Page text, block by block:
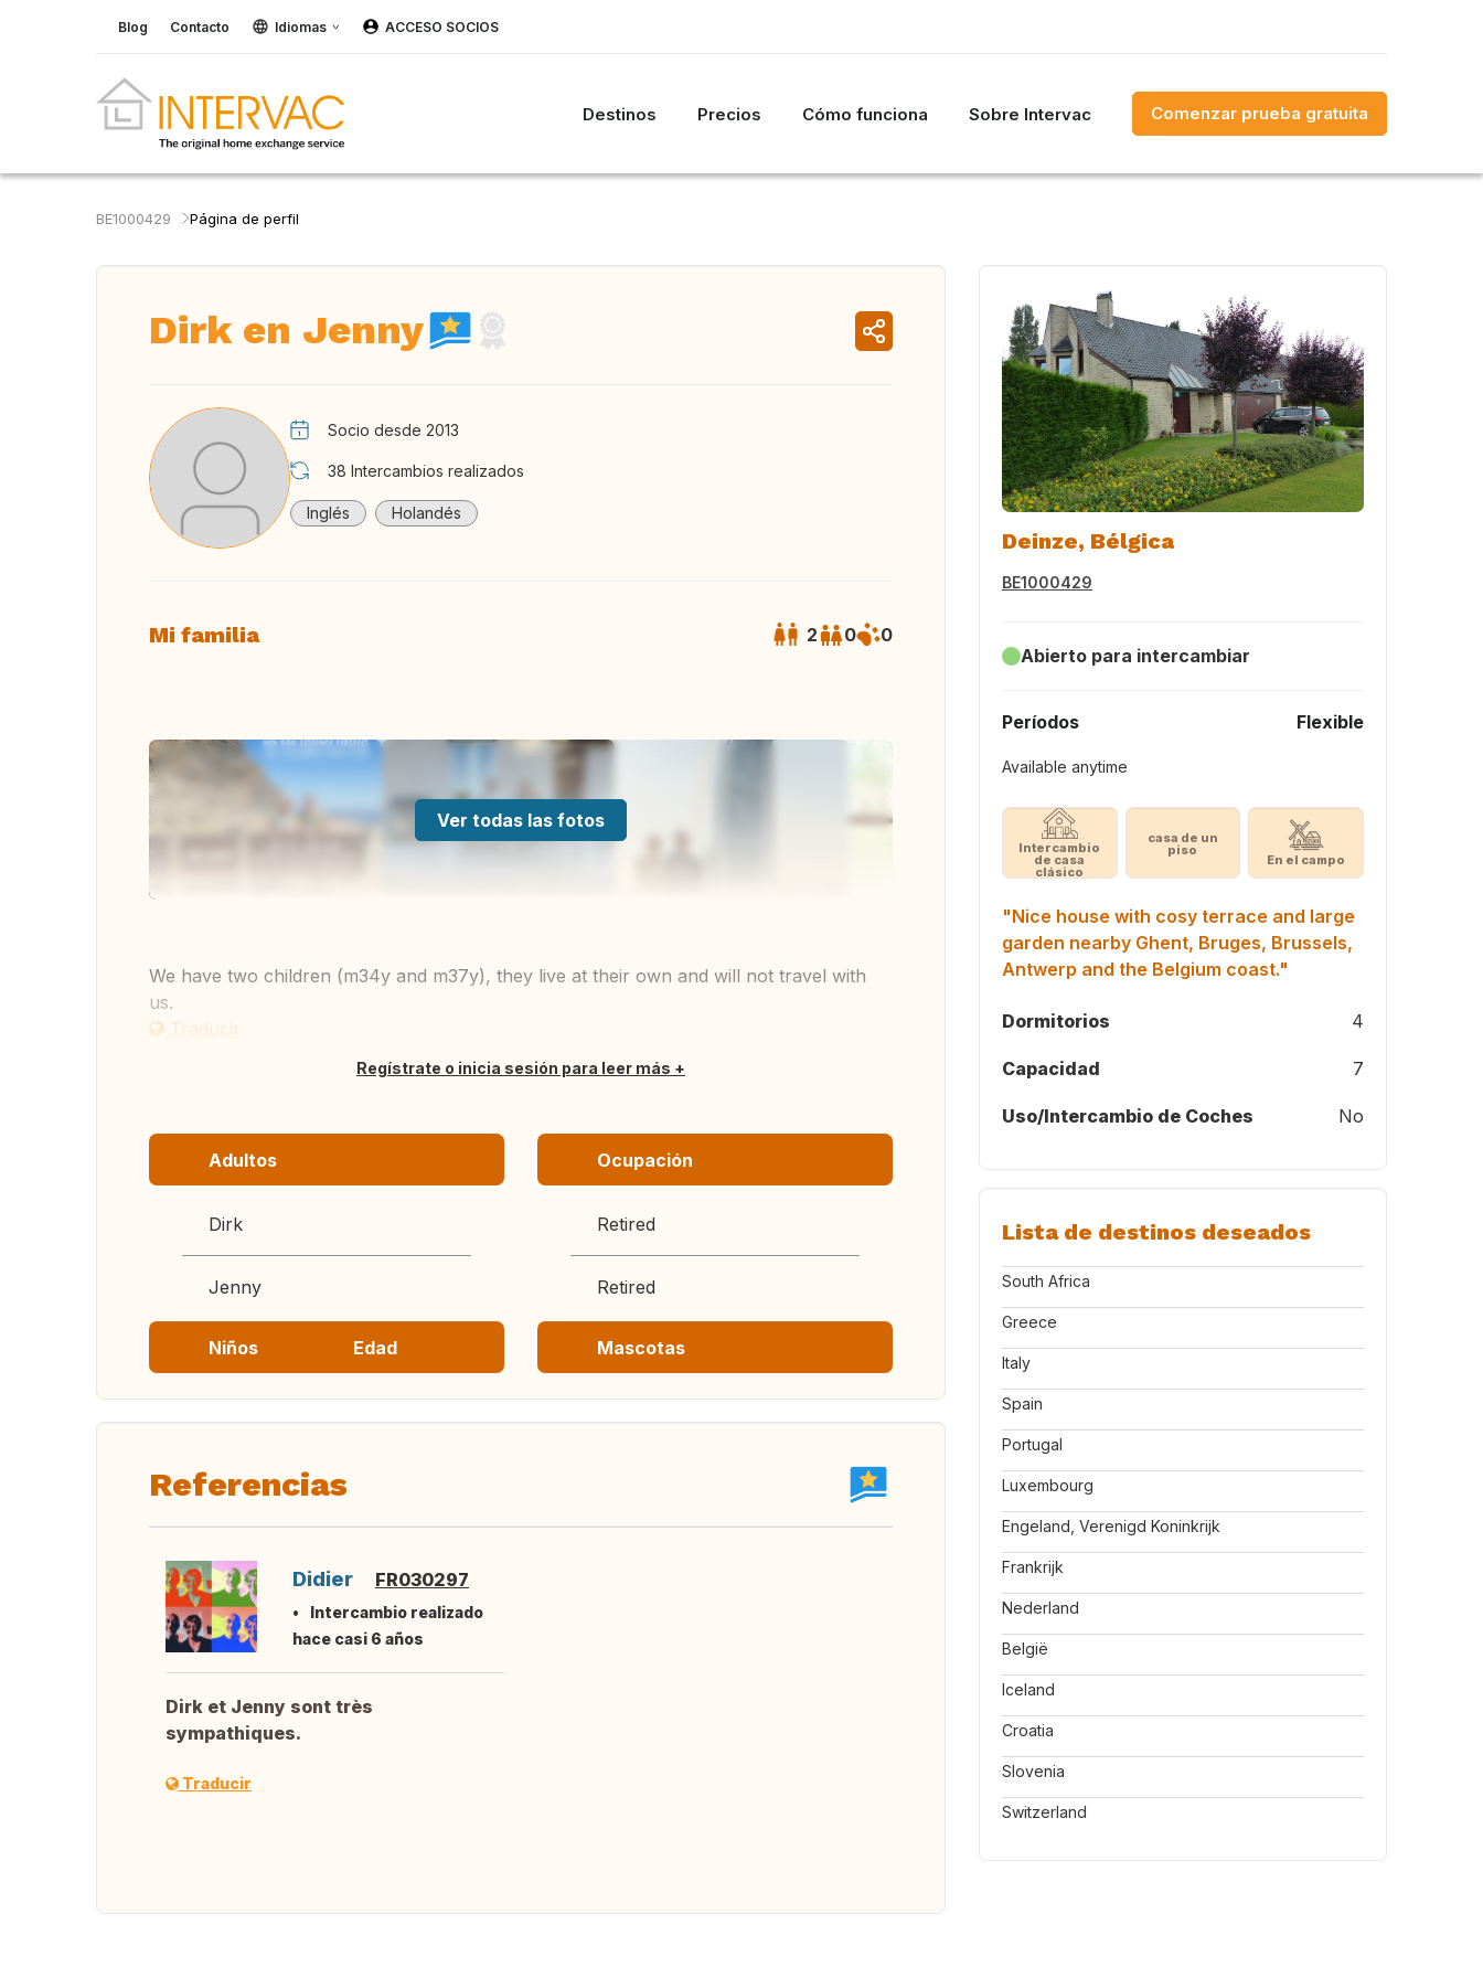
Blog Contacto Idiomas ACCESO SOCIOS
Destinos Precios Cómo funciona Sobre Intervac Comenzar prueba gratuita
BE1000429 Página de perfil
Dirk en Jenny
Socio desde 2013
38 Intercambios realizados
Inglés Holandés
Mi familia 2 0 0
Ver todas las fotos
We have two children (m34y and m37y), they live at their own and will not travel with
us.
Traducir
Regístrate o inicia sesión para leer más
Adultos
Dirk
Jenny
Ocupación
Retired
Retired
Niños Edad Mascotas
Referencias
Didier FR030297
Intercambio realizado
hace casi 6 años
Dirk et Jenny sont très
sympathiques.
Traducir
Deinze, Bélgica
BE1000429
Abierto para intercambiar
Períodos Flexible
Available anytime
Intercambio
de casa
clásico
casa de un
piso
En el campo
"Nice house with cosy terrace and large
garden nearby Ghent, Bruges, Brussels,
Antwerp and the Belgium coast."
Dormitorios 4
Capacidad 7
Uso/Intercambio de Coches No
Lista de destinos deseados
South Africa
Greece
Italy
Spain
Portugal
Luxembourg
Engeland, Verenigd Koninkrijk
Frankrijk
Nederland
België
Iceland
Croatia
Slovenia
Switzerland